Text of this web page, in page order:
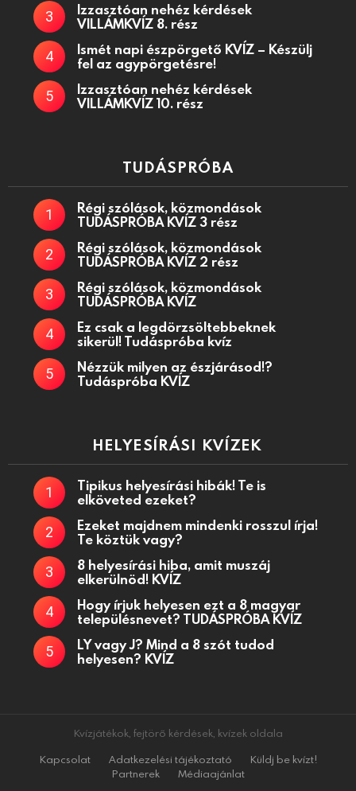
Izzasztóan nehéz kérdések
VILLÁMKVÍZ 8. rész
Ismét napi észpörgető KVÍZ – Készülj
fel az agypörgetésre!
Izzasztóan nehéz kérdések
VILLÁMKVÍZ 10. rész
TUDÁSPRÓBA
Régi szólások, közmondások
TUDÁSPRÓBA KVÍZ 3 rész
Régi szólások, közmondások
TUDÁSPRÓBA KVÍZ 2 rész
Régi szólások, közmondások
TUDÁSPRÓBA KVÍZ
Ez csak a legdörzsöltebbeknek
sikerül! Tudáspróba kvíz
Nézzük milyen az észjárásod!?
Tudáspróba KVÍZ
HELYESÍRÁSI KVÍZEK
Tipikus helyesírási hibák! Te is
elköveted ezeket?
Ezeket majdnem mindenki rosszul írja!
Te köztük vagy?
8 helyesírási hiba, amit muszáj
elkerülnöd! KVÍZ
Hogy írjuk helyesen ezt a 8 magyar
településnevet? TUDÁSPRÓBA KVÍZ
LY vagy J? Mind a 8 szót tudod
helyesen? KVÍZ
Kvízjátékok, fejtörő kérdések, kvízek oldala
Kapcsolat
Adatkezelési tájékoztató
Küldj be kvízt!
Partnerek
Médiaajánlat